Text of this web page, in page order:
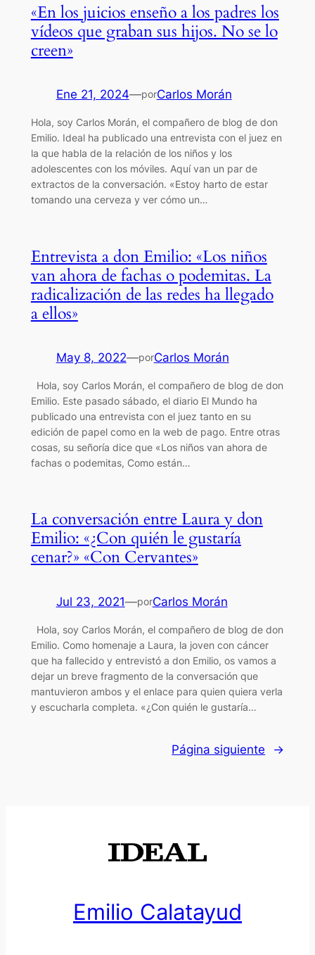
«En los juicios enseño a los padres los
vídeos que graban sus hijos. No se lo
creen»
Ene 21, 2024—porCarlos Morán
Hola, soy Carlos Morán, el compañero de blog de don
Emilio. Ideal ha publicado una entrevista con el juez en
la que habla de la relación de los niños y los
adolescentes con los móviles. Aquí van un par de
extractos de la conversación. «Estoy harto de estar
tomando una cerveza y ver cómo un…
Entrevista a don Emilio: «Los niños
van ahora de fachas o podemitas. La
radicalización de las redes ha llegado
a ellos»
May 8, 2022—porCarlos Morán
Hola, soy Carlos Morán, el compañero de blog de don
Emilio. Este pasado sábado, el diario El Mundo ha
publicado una entrevista con el juez tanto en su
edición de papel como en la web de pago. Entre otras
cosas, su señoría dice que «Los niños van ahora de
fachas o podemitas, Como están…
La conversación entre Laura y don
Emilio: «¿Con quién le gustaría
cenar?» «Con Cervantes»
Jul 23, 2021—porCarlos Morán
Hola, soy Carlos Morán, el compañero de blog de don
Emilio. Como homenaje a Laura, la joven con cáncer
que ha fallecido y entrevistó a don Emilio, os vamos a
dejar un breve fragmento de la conversación que
mantuvieron ambos y el enlace para quien quiera verla
y escucharla completa. «¿Con quién le gustaría…
Página siguiente →
Emilio Calatayud